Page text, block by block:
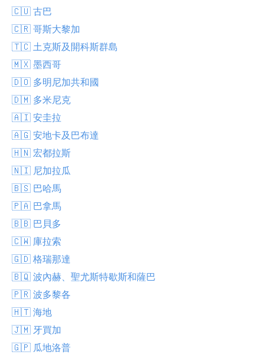
🇨🇺 古巴
🇨🇷 哥斯大黎加
🇹🇨 土克斯及開科斯群島
🇲🇽 墨西哥
🇩🇴 多明尼加共和國
🇩🇲 多米尼克
🇦🇮 安圭拉
🇦🇬 安地卡及巴布達
🇭🇳 宏都拉斯
🇳🇮 尼加拉瓜
🇧🇸 巴哈馬
🇵🇦 巴拿馬
🇧🇧 巴貝多
🇨🇼 庫拉索
🇬🇩 格瑞那達
🇧🇶 波內赫、聖尤斯特歇斯和薩巴
🇵🇷 波多黎各
🇭🇹 海地
🇯🇲 牙買加
🇬🇵 瓜地洛普